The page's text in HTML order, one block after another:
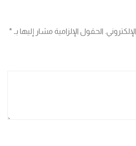
الحقول الإلزامية مشار إليها بـ *